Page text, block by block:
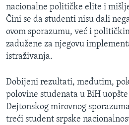
nacionalne političke elite i
Čini se da studenti nisu dali
ovom sporazumu, već i
zadužene za njegovu
istraživanja.
Dobijeni rezultati, međutim,
polovine studenata u BiH
Dejtonskog mirovnog
treći student srpske